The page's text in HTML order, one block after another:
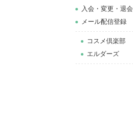
⼊会・変更・退会
メール配信登録
コスメ倶楽部
エルダーズ